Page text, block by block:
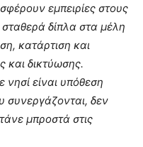
εμπειρίες στους
σταθερά δίπλα στα μέλη
κατάρτιση και
και δικτύωσης.
νησί είναι υπόθεση
δεν
μπροστά στις